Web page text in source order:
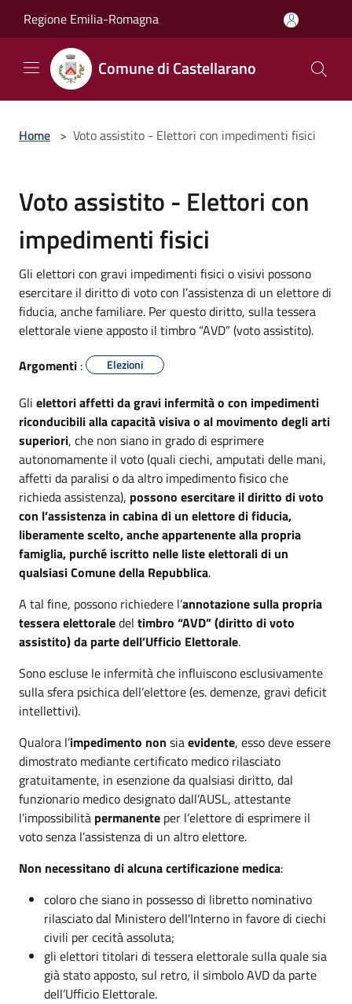
Regione Emilia-Romagna
Comune di Castellarano
Home > Voto assistito - Elettori con impedimenti fisici
Voto assistito - Elettori con
impedimenti fisici
Gli elettori con gravi impedimenti fisici o visivi possono
esercitare il diritto di voto con l’assistenza di un elettore di
fiducia, anche familiare. Per questo diritto, sulla tessera
elettorale viene apposto il timbro “AVD” (voto assistito).
Argomenti : Elezioni
Gli elettori affetti da gravi infermità o con impedimenti
riconducibili alla capacità visiva o al movimento degli arti
superiori, che non siano in grado di esprimere
autonomamente il voto (quali ciechi, amputati delle mani,
affetti da paralisi o da altro impedimento fisico che
richieda assistenza), possono esercitare il diritto di voto
con l’assistenza in cabina di un elettore di fiducia,
liberamente scelto, anche appartenente alla propria
famiglia, purché iscritto nelle liste elettorali di un
qualsiasi Comune della Repubblica.
A tal fine, possono richiedere l’annotazione sulla propria
tessera elettoraledel timbro “AVD” (diritto di voto
assistito) da parte dell’Ufficio Elettorale.
Sono escluse le infermità che influiscono esclusivamente
sulla sfera psichica dell’elettore (es. demenze, gravi deficit
intellettivi).
Qualora l’impedimento non siaevidente, esso deve essere
dimostrato mediante certificato medico rilasciato
gratuitamente, in esenzione da qualsiasi diritto, dal
funzionario medico designato dall’AUSL, attestante
l’impossibilità permanente per l’elettore di esprimere il
voto senza l’assistenza di un altro elettore.
Non necessitano di alcuna certificazione medica:
coloro che siano in possesso di libretto nominativo
rilasciato dal Ministero dell'Interno in favore di ciechi
civili per cecità assoluta;
gli elettori titolari di tessera elettorale sulla quale sia
già stato apposto, sul retro, il simbolo AVD da parte
dell’Ufficio Elettorale.